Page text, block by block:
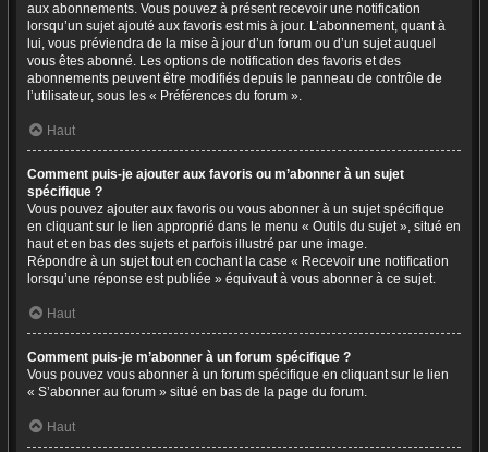
aux abonnements. Vous pouvez à présent recevoir une notification
lorsqu’un sujet ajouté aux favoris est mis à jour. L’abonnement, quant à
lui, vous préviendra de la mise à jour d’un forum ou d’un sujet auquel
vous êtes abonné. Les options de notification des favoris et des
abonnements peuvent être modifiés depuis le panneau de contrôle de
l’utilisateur, sous les « Préférences du forum ».
Haut
Comment puis-je ajouter aux favoris ou m’abonner à un sujet
spécifique ?
Vous pouvez ajouter aux favoris ou vous abonner à un sujet spécifique
en cliquant sur le lien approprié dans le menu « Outils du sujet », situé en
haut et en bas des sujets et parfois illustré par une image.
Répondre à un sujet tout en cochant la case « Recevoir une notification
lorsqu’une réponse est publiée » équivaut à vous abonner à ce sujet.
Haut
Comment puis-je m’abonner à un forum spécifique ?
Vous pouvez vous abonner à un forum spécifique en cliquant sur le lien
« S’abonner au forum » situé en bas de la page du forum.
Haut